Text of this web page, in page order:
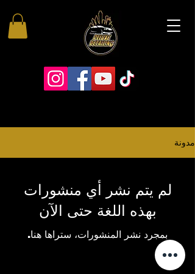
مدونة
لم يتم نشر أي منشورات
بهذه اللغة حتى الآن
بمجرد نشر المنشورات، ستراها هنا.